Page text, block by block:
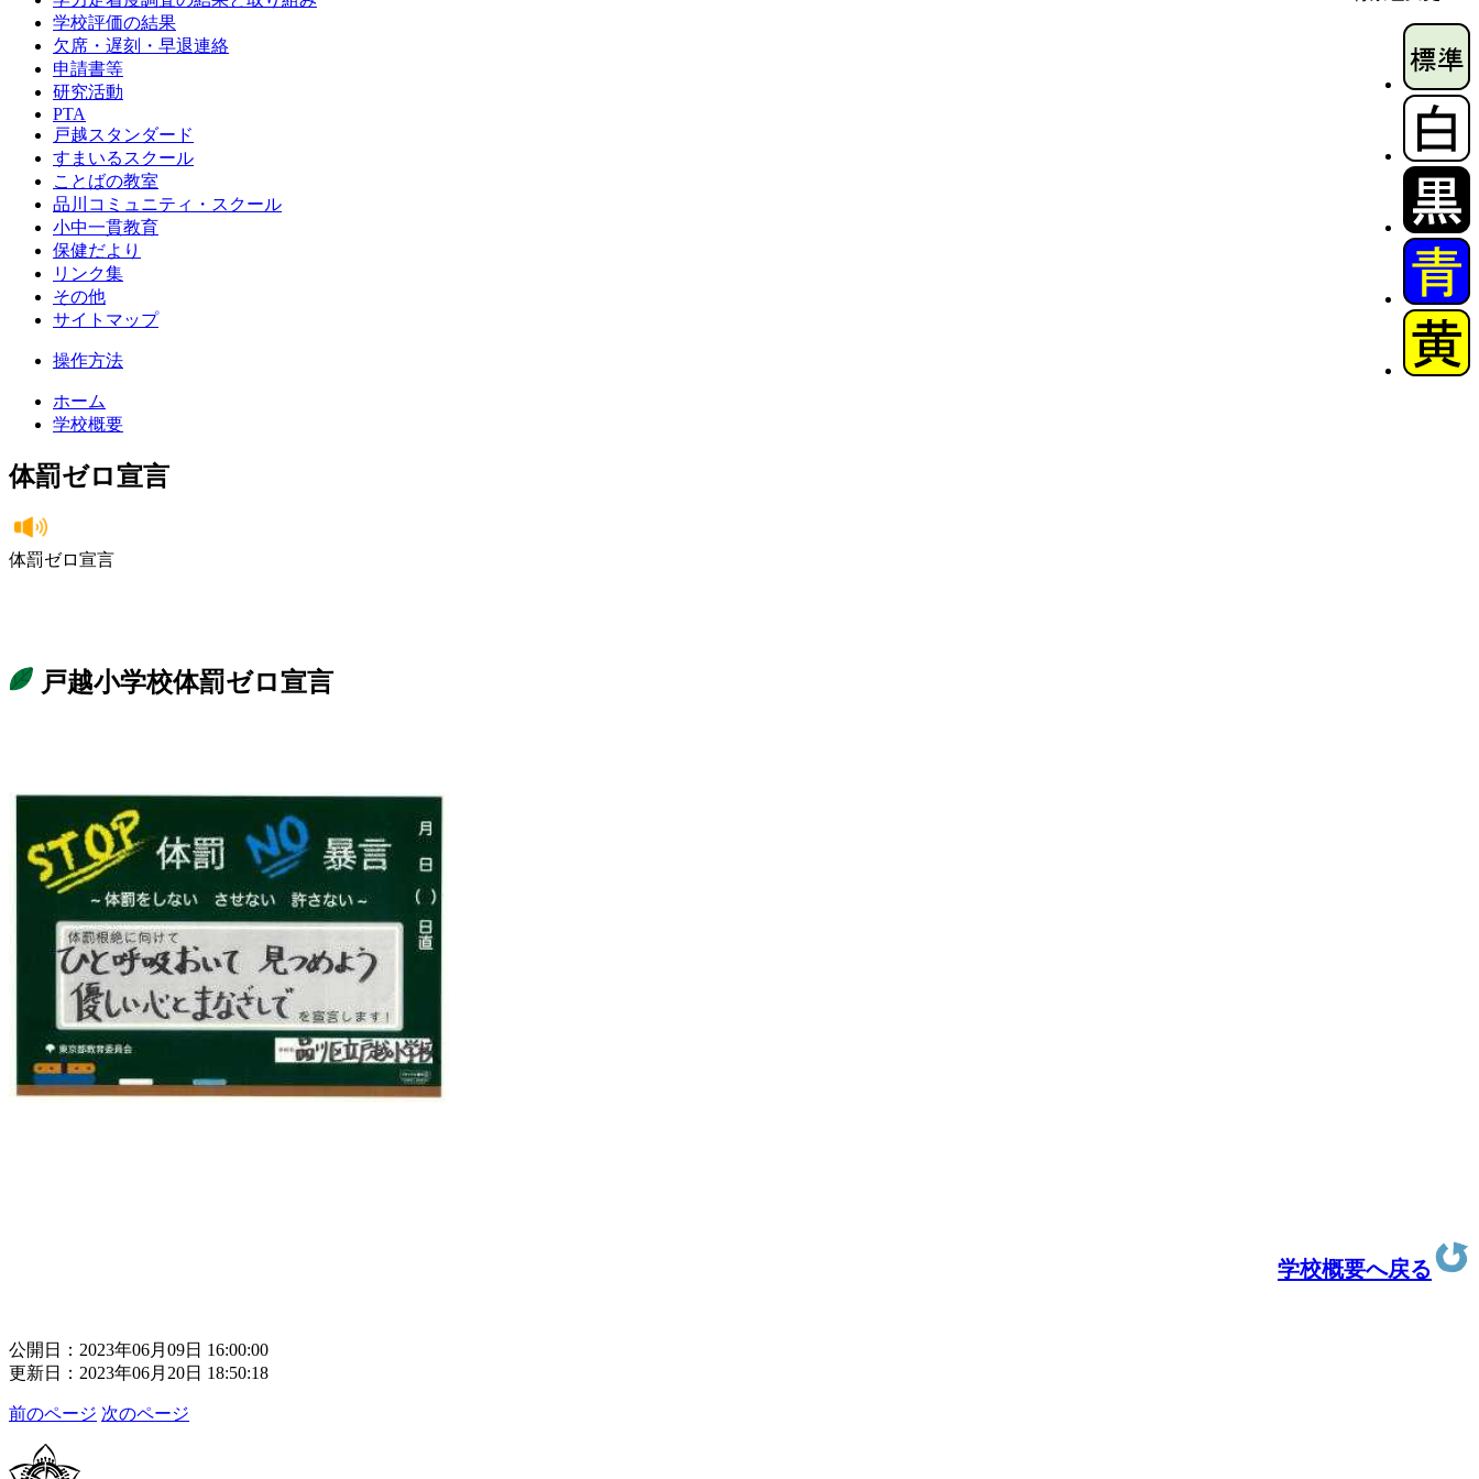
学校評価の結果
欠席・遅刻・早退連絡
申請書等
研究活動
PTA
戸越スタンダード
すまいるスクール
ことばの教室
品川コミュニティ・スクール
小中一貫教育
保健だより
リンク集
その他
サイトマップ
操作方法
ホーム
学校概要
体罰ゼロ宣言
体罰ゼロ宣言
戸越小学校体罰ゼロ宣言
学校概要へ戻る
公開日：2023年06月09日 16:00:00
更新日：2023年06月20日 18:50:18
前のページ 次のページ